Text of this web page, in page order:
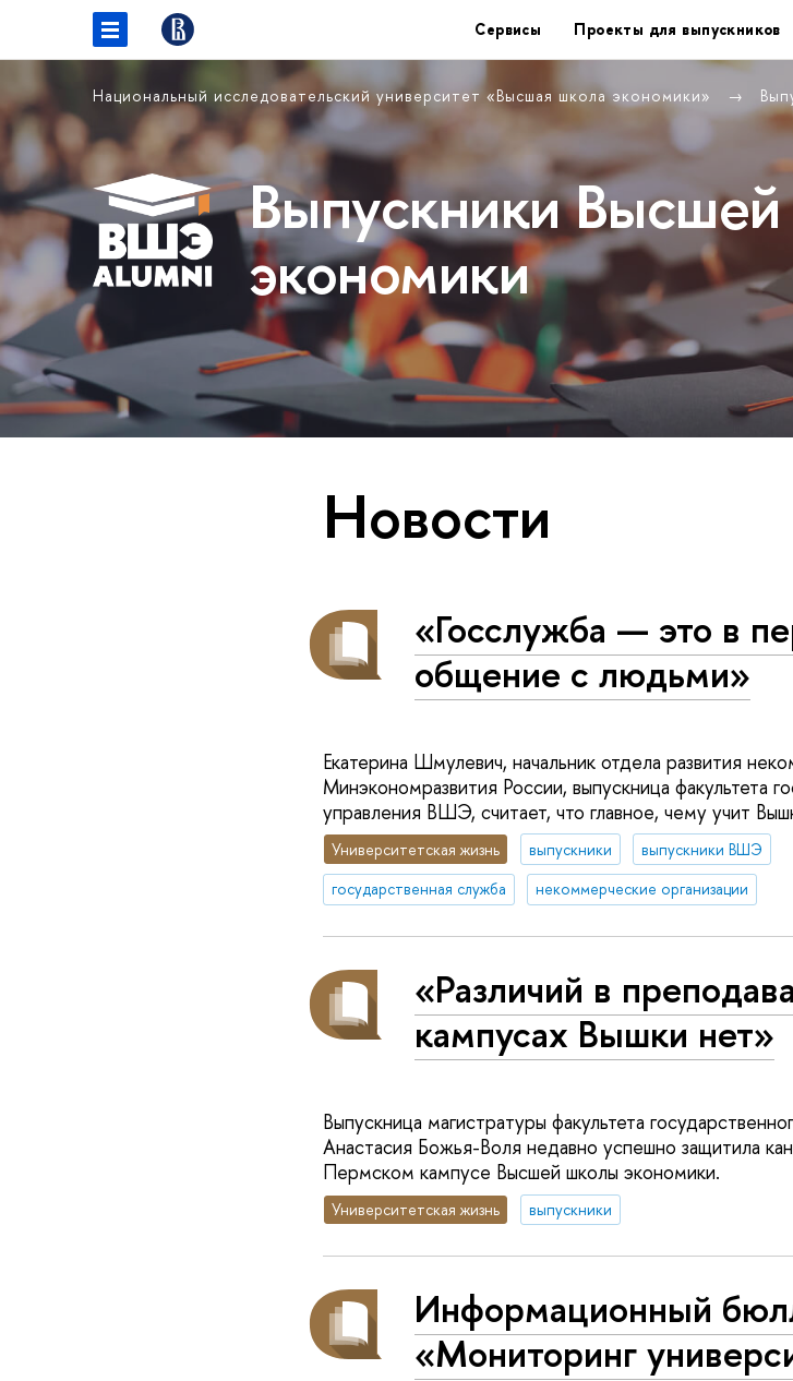
Сервисы Проекты для выпускников
Национальный исследовательский университет «Высшая школа экономики»
Выпускники
экономики
Новости
«Госслужба — это в
общение с людьми»
Екатерина Шмулевич, начальник отдела развития
Минэкономразвития России, выпускница факультета
управления ВШЭ, считает, что главное, чему учит
Университетская жизнь выпускники
выпускники ВШЭ
государственная служба
некоммерческие организации
«Различий в
кампусах Вышки нет»
Выпускница магистратуры факультета
Анастасия Божья-Воля недавно успешно защитила
Пермском кампусе Высшей школы экономики.
Университетская жизнь выпускники
Информационный
«Мониторинг